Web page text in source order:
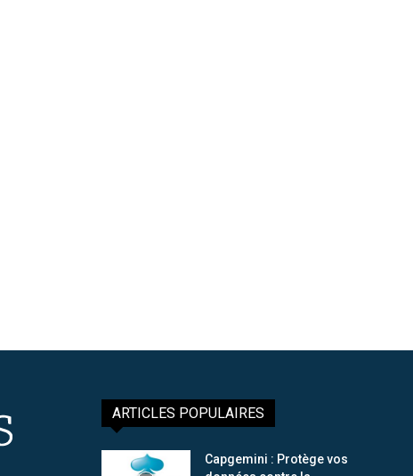
ARTICLES POPULAIRES
Capgemini : Protège vos